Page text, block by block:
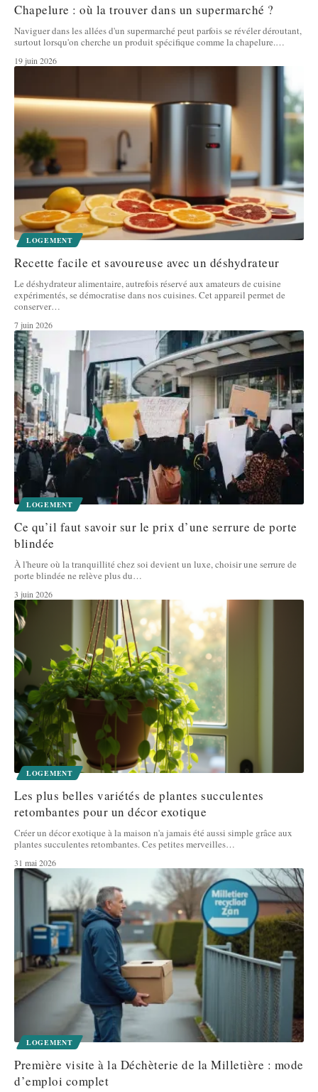
Chapelure : où la trouver dans un supermarché ?
Naviguer dans les allées d'un supermarché peut parfois se révéler déroutant,
surtout lorsqu'on cherche un produit spécifique comme la chapelure.…
19 juin 2026
LOGEMENT
Recette facile et savoureuse avec un déshydrateur
Le déshydrateur alimentaire, autrefois réservé aux amateurs de cuisine
expérimentés, se démocratise dans nos cuisines. Cet appareil permet de
conserver…
7 juin 2026
LOGEMENT
Ce qu’il faut savoir sur le prix d’une serrure de porte
blindée
À l'heure où la tranquillité chez soi devient un luxe, choisir une serrure de
porte blindée ne relève plus du…
3 juin 2026
LOGEMENT
Les plus belles variétés de plantes succulentes
retombantes pour un décor exotique
Créer un décor exotique à la maison n'a jamais été aussi simple grâce aux
plantes succulentes retombantes. Ces petites merveilles…
31 mai 2026
LOGEMENT
Première visite à la Déchèterie de la Milletière : mode
d’emploi complet